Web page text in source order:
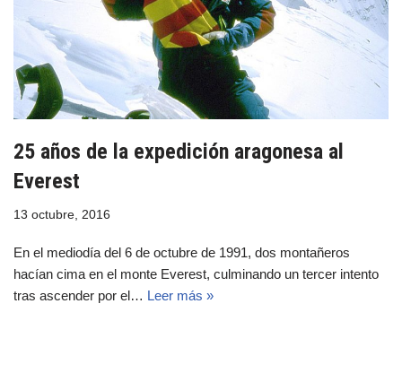
25 años de la expedición aragonesa al
Everest
13 octubre, 2016
En el mediodía del 6 de octubre de 1991, dos montañeros
hacían cima en el monte Everest, culminando un tercer intento
tras ascender por el… Leer más »